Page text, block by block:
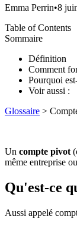
Emma Perrin•8
Table of Contents
Sommaire
Définition
Comment
Pourquoi
Voir aussi :
Glossaire >
Un compte pivot
même entreprise
Qu'est-ce
Aussi appelé